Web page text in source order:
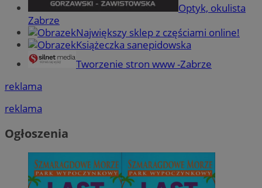
Optyk, okulista
Zabrze
Największy sklep z częściami online!
Książeczka sanepidowska
Tworzenie stron www -Zabrze
reklama
reklama
Ogłoszenia